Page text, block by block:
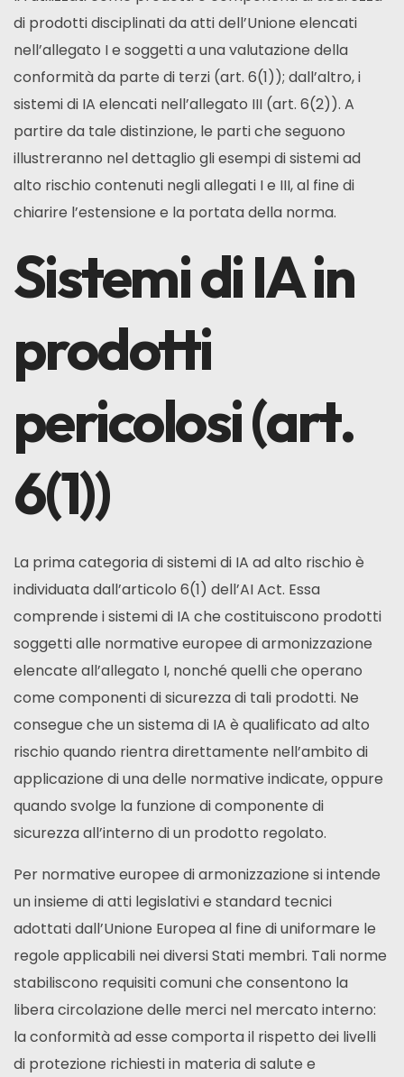
di prodotti disciplinati da atti dell’Unione elencati
nell’allegato I e soggetti a una valutazione della
conformità da parte di terzi (art. 6(1)); dall’altro, i
sistemi di IA elencati nell’allegato III (art. 6(2)). A
partire da tale distinzione, le parti che seguono
illustreranno nel dettaglio gli esempi di sistemi ad
alto rischio contenuti negli allegati I e III, al fine di
chiarire l’estensione e la portata della norma.
Sistemi di IA in
prodotti
pericolosi (art.
6(1))
La prima categoria di sistemi di IA ad alto rischio è
individuata dall’articolo 6(1) dell’AI Act. Essa
comprende i sistemi di IA che costituiscono prodotti
soggetti alle normative europee di armonizzazione
elencate all’allegato I, nonché quelli che operano
come componenti di sicurezza di tali prodotti. Ne
consegue che un sistema di IA è qualificato ad alto
rischio quando rientra direttamente nell’ambito di
applicazione di una delle normative indicate, oppure
quando svolge la funzione di componente di
sicurezza all’interno di un prodotto regolato.
Per normative europee di armonizzazione si intende
un insieme di atti legislativi e standard tecnici
adottati dall’Unione Europea al fine di uniformare le
regole applicabili nei diversi Stati membri. Tali norme
stabiliscono requisiti comuni che consentono la
libera circolazione delle merci nel mercato interno:
la conformità ad esse comporta il rispetto dei livelli
di protezione richiesti in materia di salute e